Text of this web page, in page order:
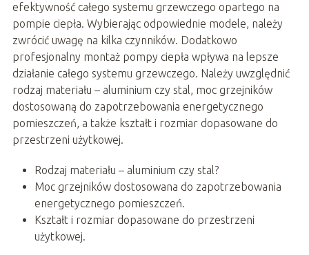
efektywność całego systemu grzewczego opartego na
pompie ciepła. Wybierając odpowiednie modele, należy
zwrócić uwagę na kilka czynników. Dodatkowo
profesjonalny montaż pompy ciepła wpływa na lepsze
działanie całego systemu grzewczego. Należy uwzględnić
rodzaj materiału – aluminium czy stal, moc grzejników
dostosowaną do zapotrzebowania energetycznego
pomieszczeń, a także kształt i rozmiar dopasowane do
przestrzeni użytkowej.
Rodzaj materiału – aluminium czy stal?
Moc grzejników dostosowana do zapotrzebowania
energetycznego pomieszczeń.
Kształt i rozmiar dopasowane do przestrzeni
użytkowej.